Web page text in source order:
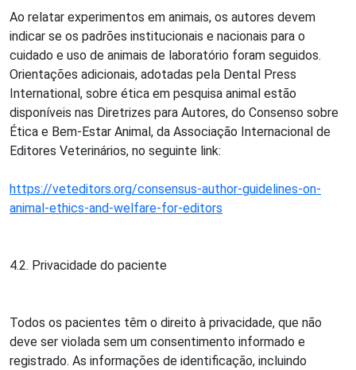
Ao relatar experimentos em animais, os autores devem
indicar se os padrões institucionais e nacionais para o
cuidado e uso de animais de laboratório foram seguidos.
Orientações adicionais, adotadas pela Dental Press
International, sobre ética em pesquisa animal estão
disponíveis nas Diretrizes para Autores, do Consenso sobre
Ética e Bem-Estar Animal, da Associação Internacional de
Editores Veterinários, no seguinte link:
https://veteditors.org/consensus-author-guidelines-on-
animal-ethics-and-welfare-for-editors
4.2. Privacidade do paciente
Todos os pacientes têm o direito à privacidade, que não
deve ser violada sem um consentimento informado e
registrado. As informações de identificação, incluindo